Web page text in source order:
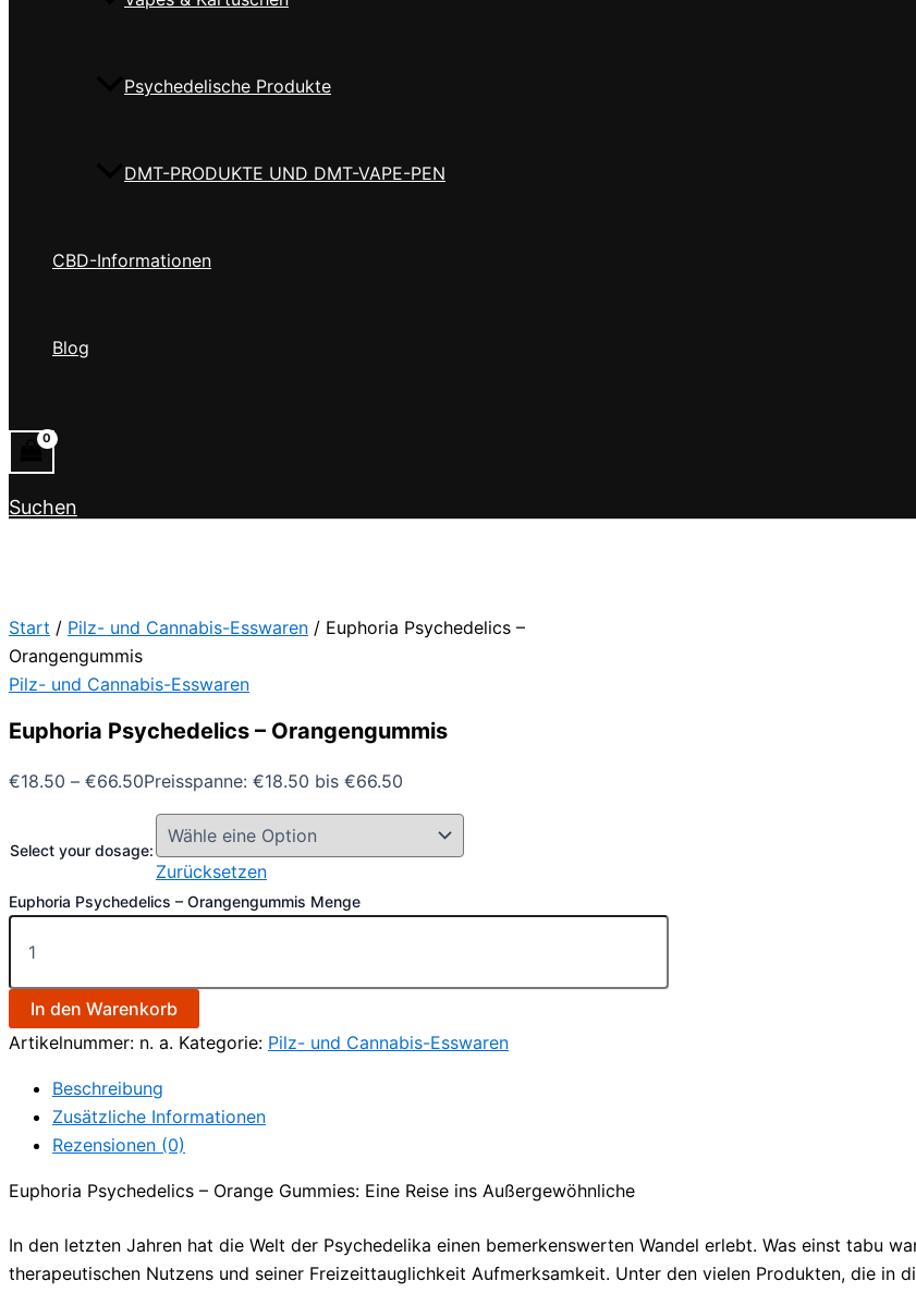
Psychedelische Produkte
DMT-PRODUKTE UND DMT-VAPE-PEN
CBD-Informationen
Blog
Suchen
Start / Pilz- und Cannabis-Esswaren / Euphoria Psychedelics –
Orangengummis
Pilz- und Cannabis-Esswaren
Euphoria Psychedelics – Orangengummis
€18.50 – €66.50Preisspanne: €18.50 bis €66.50
Select your dosage:
Zurücksetzen
Euphoria Psychedelics – Orangengummis Menge
In den Warenkorb
Artikelnummer: n. a. Kategorie: Pilz- und Cannabis-Esswaren
Beschreibung
Zusätzliche Informationen
Rezensionen (0)
Euphoria Psychedelics – Orange Gummies: Eine Reise ins Außergewöhnliche
In den letzten Jahren hat die Welt der Psychedelika einen bemerkenswerten Wandel erlebt. Was einst tabu
therapeutischen Nutzens und seiner Freizeittauglichkeit Aufmerksamkeit. Unter den vielen Produkten, die in